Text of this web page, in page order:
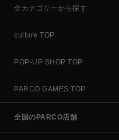
全カテゴリーから探す
culture TOP
POP-UP SHOP TOP
PARCO GAMES TOP
全国のPARCO店舗